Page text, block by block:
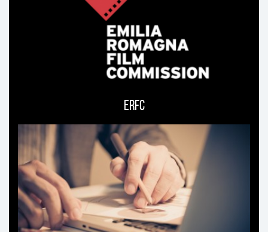
ERFC